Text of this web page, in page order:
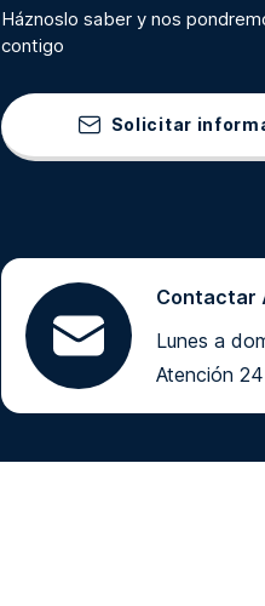
Háznoslo saber y nos
contigo
Solicitar
Contactar
Lunes a
Atención